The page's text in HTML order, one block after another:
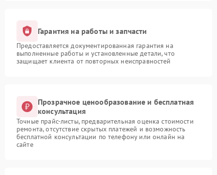
Гарантия на работы и запчасти
Предоставляется документированная гарантия на
выполненные работы и установленные детали, что
защищает клиента от повторных неисправностей
Прозрачное ценообразование и бесплатная
консультация
Точные прайс-листы, предварительная оценка стоимости
ремонта, отсутствие скрытых платежей и возможность
бесплатной консультации по телефону или онлайн на
сайте